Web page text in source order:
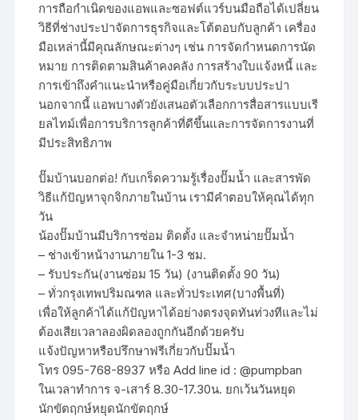
การถือกำเนิดของแอพและซอฟต์แวร์บนมือถือได้เปลี่ยน
วิธีที่ช่างประปาจัดการธุรกิจและโต้ตอบกับลูกค้า เครื่อง
มือเหล่านี้มีคุณลักษณะต่างๆ เช่น การจัดกำหนดการนัด
หมาย การติดตามสินค้าคงคลัง การสร้างใบแจ้งหนี้ และ
การเข้าถึงคำแนะนำหรือคู่มือเกี่ยวกับระบบประปา
นอกจากนี้ แอพบางตัวยังเสนอตัวเลือกการสื่อสารแบบเรี
ยลไทม์เพื่อการบริการลูกค้าที่ดีขึ้นและการจัดการงานที่
มีประสิทธิภาพ
ปั๊มบ้านบอกต่อ! กับเกร็ดความรู้เรื่องปั๊มน้ำ และสารพัด
วิธีแก้ปัญหาจุกจิกภายในบ้าน เรามีคำตอบให้คุณได้ทุก
วัน
น้องปั๊มบ้านมีบริการซ่อม ติดตั้ง และจำหน่ายปั๊มน้ำ
– ช่างเข้าหน้างานภายใน 1-3 ชม.
– รับประกัน(งานซ่อม 15 วัน) (งานติดตั้ง 90 วัน)
– ทั่วกรุงเทพปริมณฑล และทั่วประเทศ(บางพื้นที่)
เพื่อให้ลูกค้าได้แก้ปัญหาได้อย่างตรงจุดทันท่วงทีและไม่
ต้องเสียเวลาลองผิดลองถูกกันอีกด้วยครับ
แจ้งปัญหาหรือปรึกษาฟรีเกี่ยวกับปั๊มน้ำ
โทร 095-768-8937 หรือ Add line id : @pumpban
ในเวลาทำการ จ-เสาร์ 8.30-17.30น. ยกเว้นวันหยุด
นักขัตฤกษ์หยุดนักขัตฤกษ์